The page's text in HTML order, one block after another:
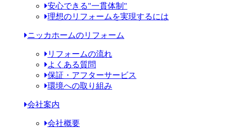
安心できる"一貫体制"
理想のリフォームを実現するには
ニッカホームのリフォーム
リフォームの流れ
よくある質問
保証・アフターサービス
環境への取り組み
会社案内
会社概要